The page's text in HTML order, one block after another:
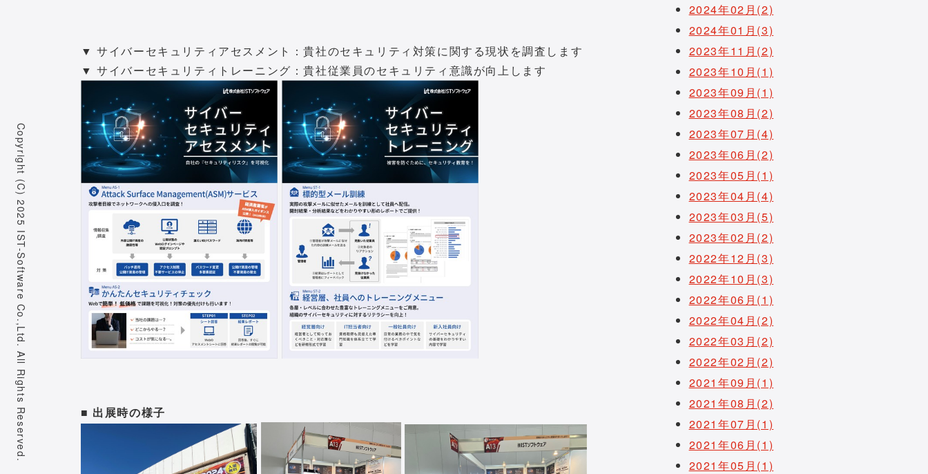
▼ サイバーセキュリティアセスメント：貴社のセキュリティ対策に関する現状を調査します
▼ サイバーセキュリティトレーニング：貴社従業員のセキュリティ意識が向上します
■ 出展時の様子
2024年02月(2)
2024年01月(3)
2023年11月(2)
2023年10月(1)
2023年09月(1)
2023年08月(2)
2023年07月(4)
2023年06月(2)
2023年05月(1)
2023年04月(4)
2023年03月(5)
2023年02月(2)
2022年12月(3)
2022年10月(3)
2022年06月(1)
2022年04月(2)
2022年03月(2)
2022年02月(2)
2021年09月(1)
2021年08月(2)
2021年07月(1)
2021年06月(1)
2021年05月(1)
Copyright (C) 2025 IST-Software Co.,Ltd. All Rights Reserved.